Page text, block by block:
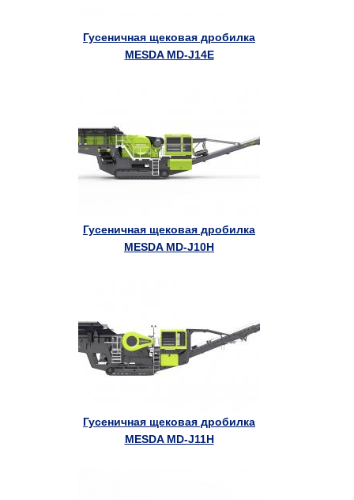
Гусеничная щековая дробилка
MESDA MD-J14E
Гусеничная щековая дробилка
MESDA MD-J10H
Гусеничная щековая дробилка
MESDA MD-J11H